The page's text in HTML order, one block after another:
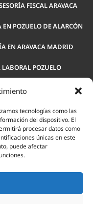
tecnologías como las
del dispositivo. El
procesar datos como
únicas en este
puede afectar
FISCAL ARAVACA
EN POZUELO DE ALARCÓN
EN ARAVACA MADRID
LABORAL POZUELO
LABORAL ARAVACA
LEGAL POZUELO
ROZAS